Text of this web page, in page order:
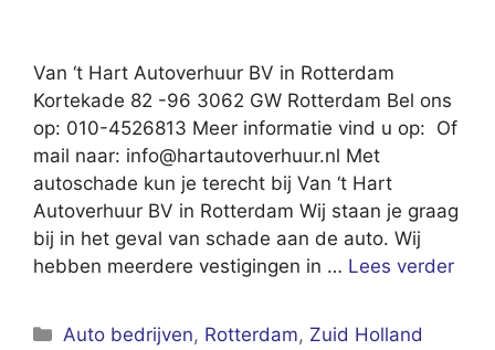
Van ‘t Hart Autoverhuur BV in Rotterdam
Kortekade 82 -96 3062 GW Rotterdam Bel ons
op: 010-4526813 Meer informatie vind u op: Of
mail naar: info@hartautoverhuur.nl Met
autoschade kun je terecht bij Van ‘t Hart
Autoverhuur BV in Rotterdam Wij staan je graag
bij in het geval van schade aan de auto. Wij
hebben meerdere vestigingen in … Lees verder
Categorieën
Auto bedrijven, Rotterdam, Zuid Holland